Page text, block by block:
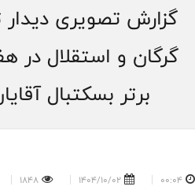
گزارش تصویری
گرگان و استقلال
برتر بسکتبال
00:04
1404/10/02
1848